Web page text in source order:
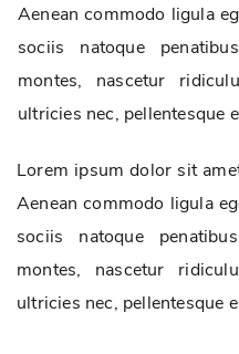
Aenean commodo ligula
sociis natoque
montes, nascetur
ultricies nec, pellentesque
Lorem ipsum dolor sit
Aenean commodo ligula
sociis natoque
montes, nascetur
ultricies nec, pellentesque